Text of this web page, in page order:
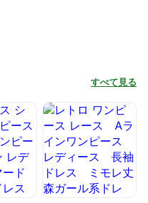
すべて見る